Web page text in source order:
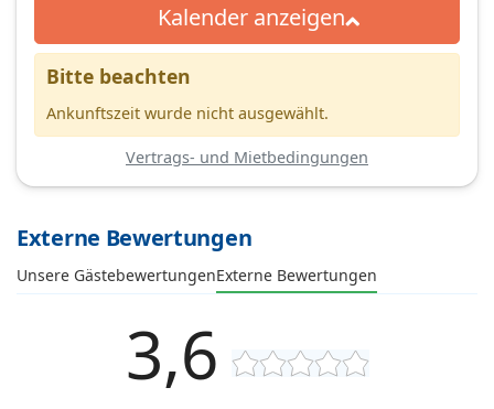
Kalender anzeigen
Bitte beachten
Ankunftszeit wurde nicht ausgewählt.
Vertrags- und Mietbedingungen
Externe Bewertungen
Unsere GästebewertungenExterne Bewertungen
3,6